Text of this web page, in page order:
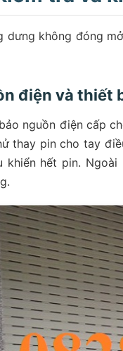
dưng không đóng
điện và thiết
nguồn điện cấp
thay pin cho tay
khiển hết pin.